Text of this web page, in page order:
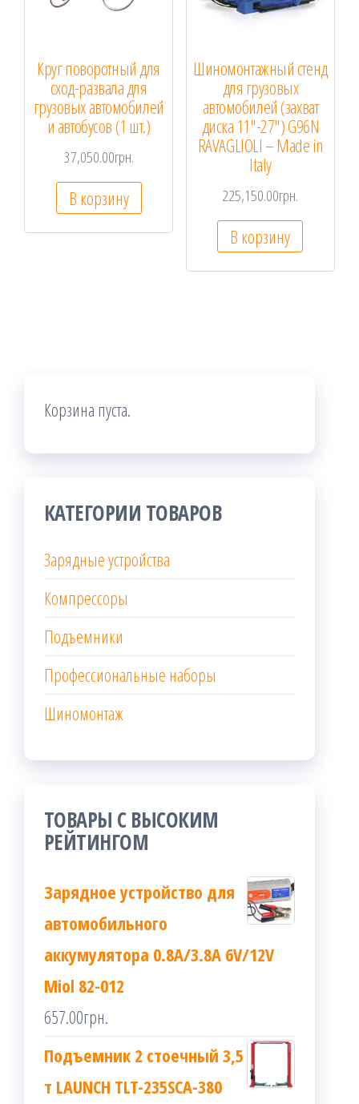
Круг поворотный для
сход-развала для
грузовых автомобилей
и автобусов (1 шт.)
37,050.00грн.
В корзину
Шиномонтажный стенд
для грузовых
автомобилей (захват
диска 11″-27″) G96N
RAVAGLIOLI – Made in
Italy
225,150.00грн.
В корзину
Корзина пуста.
КАТЕГОРИИ ТОВАРОВ
Зарядные устройства
Компрессоры
Подъемники
Профессиональные наборы
Шиномонтаж
ТОВАРЫ С ВЫСОКИМ
РЕЙТИНГОМ
Зарядное устройство для
автомобильного
аккумулятора 0.8A/3.8A 6V/12V
Miol 82-012
657.00грн.
Подъемник 2 стоечный 3,5
т LAUNCH TLT-235SCA-380